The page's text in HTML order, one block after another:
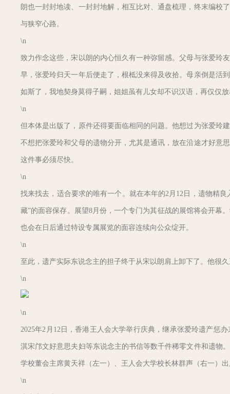
朗也一封封地读、一封封地解，相互比对、通盘梳理，终末编校
与狭窄心路。
\n
致力作念这些，宋以朗的内心恒久有一种弥留感。父母与张爱玲
早，张爱玲归天一年后便走了，根柢没来得及收拾。母亲倒是活
如斯了，我地契身莫得子嗣，姐姐虽有儿女却不识汉语，再仅仅
\n
但本体是出版了，原件还得要面临相同的问题。他想过为张爱玲
不想把张爱玲和父母的遗物分开，尤其是通讯，放在沿途才好意
这件事必须尽快。
\n
找来找去，适合要求的唯有一个。就在本年的2月12日，遗物精
藏”的面容保存。展望8月份，一个专门为其征战的展馆将会开幕
也会在日后通过特设专属展览的面容连续向公众绽开。
\n
至此，遗产实际东说念主的担子终于从宋以朗肩上卸下了。他
\n
\n
2025年2月12日，香港王人会大学举行庆典，继承张爱玲遗产惩
淇宋邝文好意思夫妇等东说念主的书信等数千件稀零文件和遗物
学校董会主席黄天祥（左一）、王人会大学校长林群声（右一）
\n